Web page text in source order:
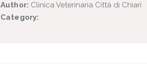
Author: Clinica Veterinaria Città di Chiari
Category: